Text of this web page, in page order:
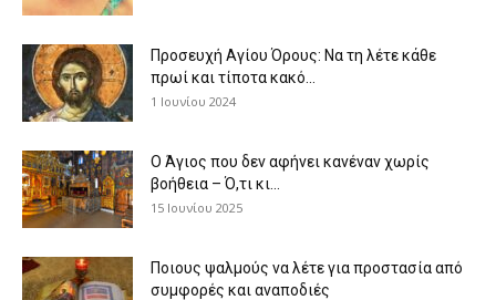
Προσευχή Αγίου Όρους: Να τη λέτε κάθε
πρωί και τίποτα κακό...
1 Ιουνίου 2024
Ο Άγιος που δεν αφήνει κανέναν χωρίς
βοήθεια – Ό,τι κι...
15 Ιουνίου 2025
Ποιους ψαλμούς να λέτε για προστασία από
συμφορές και αναποδιές